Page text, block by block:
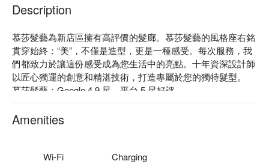
Description
慕莎髮藝為新店區擁有高評價的髮廊。慕莎髮藝的風格座右銘
貫穿始終：“美”，不僅是造型，更是一種感受。每次服務，我
們都致力於讓這份感受成為您生活中的亮點。十年資深設計師
以匠心獨運的創意和精湛技術，打造專屬於您的獨特髮型。
慕莎髮藝：Google 4.9 星、平台 5 星好評
慕莎髮藝：使用Fiole / 娜普拉 / 哥德式 / 覺亞 / 歐萊德 / 蕾娜塔
/ 京喚羽。慕莎髮藝選擇的美髮產品和尖端工具反映了對質量
Amenities
Wi-Fi Charging